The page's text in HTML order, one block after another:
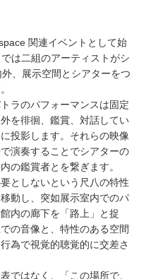
関連イベントとして始
は二組のアーティストがシ
、展示空間とシアターをつ
ラのパフォーマンスは固定
を徘徊、鑑賞、対話してい
投影します。それらの映像
演奏することでシアターの
の鑑賞者とを繋ぎます。
としないという尺八の特性
動し、突如展示室内でのパ
内の廊下を「路上」と捉
の音像と、特性のある空間
為で視覚的聴覚的に交差さ
ではなく、「この場所で、